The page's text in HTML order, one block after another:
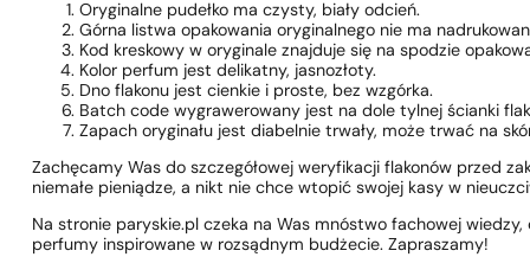
Oryginalne pudełko ma czysty, biały odcień.
Górna listwa opakowania oryginalnego nie ma
Kod kreskowy w oryginale znajduje się na spodzie
Kolor perfum jest delikatny, jasnozłoty.
Dno flakonu jest cienkie i proste, bez wzgórka.
Batch code wygrawerowany jest na dole tylnej ścianki
Zapach oryginału jest diabelnie trwały, może trwać na
Zachęcamy Was do szczegółowej weryfikacji flakonów przed
niemałe pieniądze, a nikt nie chce wtopić swojej kasy w
Na stronie paryskie.pl czeka na Was mnóstwo fachowej
perfumy inspirowane w rozsądnym budżecie. Zapraszamy!